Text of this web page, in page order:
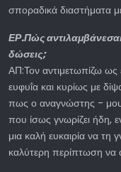
σποραδικά διαστήματα
ΕΡ.Πώς
δώσεις;
ΑΠ:Τον αντιμετωπίζω ως
ευφυΐα και κυρίως με
πως ο αναγνώστης -
που ίσως γνωρίζει ήδη,
μια καλή ευκαιρία να τη
καλύτερη περίπτωση να